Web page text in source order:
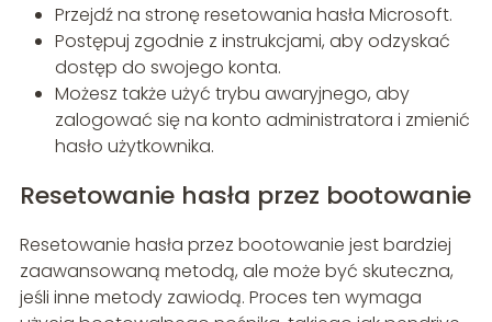
Przejdź na stronę resetowania hasła Microsoft.
Postępuj zgodnie z instrukcjami, aby odzyskać
dostęp do swojego konta.
Możesz także użyć trybu awaryjnego, aby
zalogować się na konto administratora i zmienić
hasło użytkownika.
Resetowanie hasła przez bootowanie
Resetowanie hasła przez bootowanie jest bardziej
zaawansowaną metodą, ale może być skuteczna,
jeśli inne metody zawiodą. Proces ten wymaga